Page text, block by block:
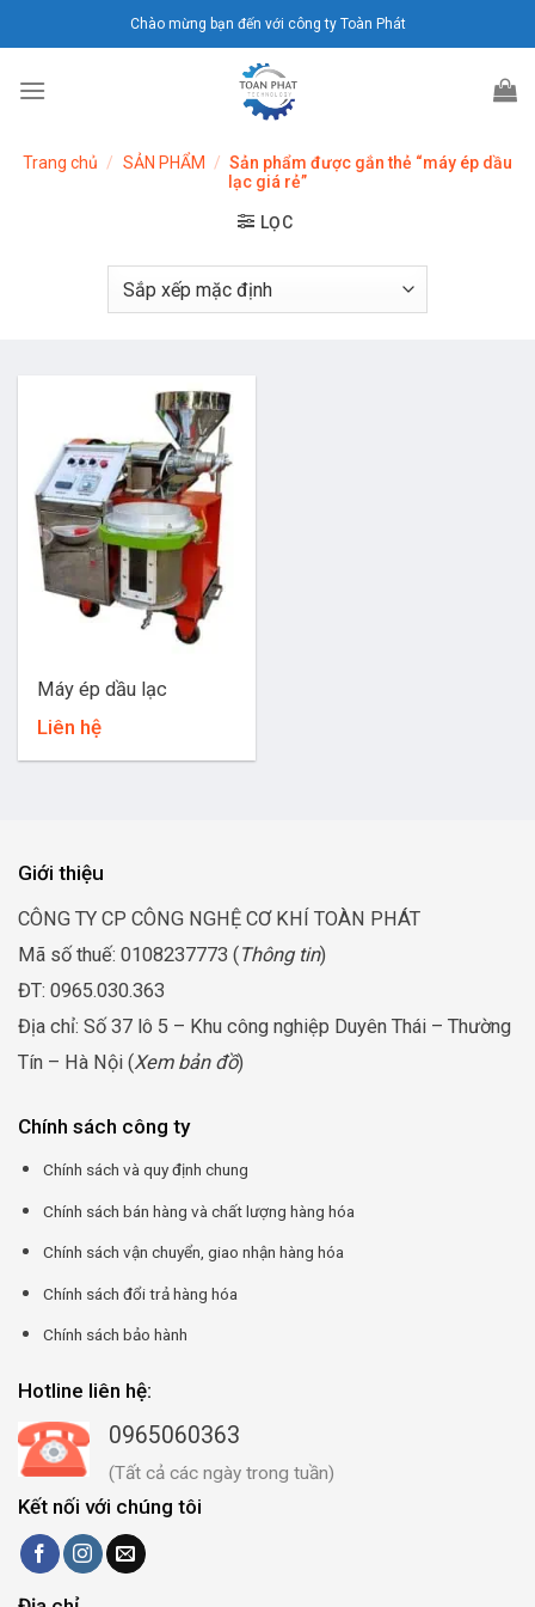
đến
dung
Chào mừng bạn đến với công ty Toàn Phát
Trang chủ / SẢN PHẨM / Sản phẩm được gắn thẻ “máy ép dầu
lạc giá rẻ”
LỌC
Máy ép dầu lạc
Liên hệ
Giới thiệu
CÔNG TY CP CÔNG NGHỆ CƠ KHÍ TOÀN PHÁT
Mã số thuế: 0108237773 (Thông tin)
ĐT: 0965.030.363
Địa chỉ: Số 37 lô 5 – Khu công nghiệp Duyên Thái – Thường
Tín – Hà Nội (Xem bản đồ)
Chính sách công ty
Chính sách và quy định chung
Chính sách bán hàng và chất lượng hàng hóa
Chính sách vận chuyển, giao nhận hàng hóa
Chính sách đổi trả hàng hóa
Chính sách bảo hành
Hotline liên hệ:
0965060363
(Tất cả các ngày trong tuần)
Kết nối với chúng tôi